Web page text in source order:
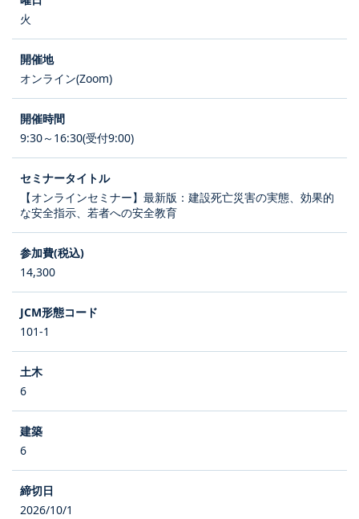
火
オンライン(Zoom)
9:30～16:30(受付9:00)
【オンラインセミナー】最新版：建設死亡災害の実態、効果的
な安全指示、若者への安全教育
14,300
101-1
6
6
2026/10/1